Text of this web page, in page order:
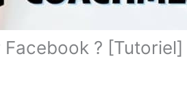
? [Tutoriel]